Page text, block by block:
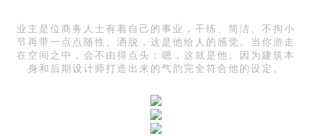
业主是位商务人士有着自己的事业，干练、简洁、不拘小
节再带一点点随性、洒脱，这是他给人的感觉。当你游走
在空间之中，会不由得点头：嗯，这就是他。因为建筑本
身和后期设计师打造出来的气韵完全符合他的设定。